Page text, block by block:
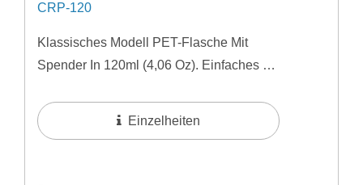
CRP-120
Klassisches Modell PET-Flasche Mit
Spender In 120ml (4,06 Oz). Einfaches &
Hautpflegeprodukte. Empfohlen Für...
Einzelheiten